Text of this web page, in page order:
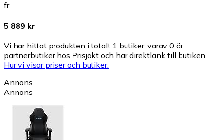
fr.
5 889 kr
Vi har hittat produkten i totalt 1 butiker, varav 0 är
partnerbutiker hos Prisjakt och har direktlänk till butiken.
Hur vi visar priser och butiker.
Annons
Annons